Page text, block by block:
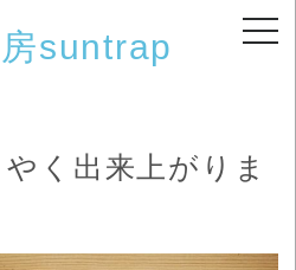
suntrap
く出来上がりま